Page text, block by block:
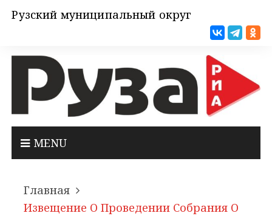
Рузский муниципальный округ
MENU
Главная
Извещение О Проведении Собрания О